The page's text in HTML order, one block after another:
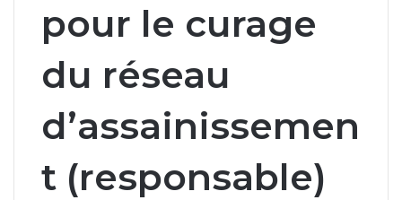
pour le curage
du réseau
d’assainissemen
t (responsable)